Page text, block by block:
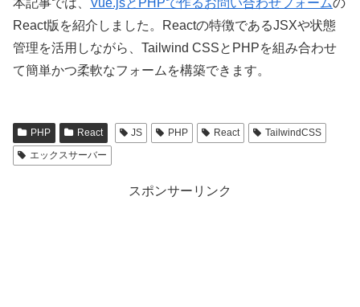
React版を紹介しました。Reactの特徴であるJSXや状態
管理を活用しながら、Tailwind CSSとPHPを組み合わせ
て簡単かつ柔軟なフォームを構築できます。
PHP React JS PHP React
TailwindCSS
エックスサーバー
スポンサーリンク